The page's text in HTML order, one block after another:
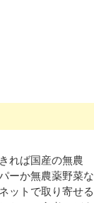
れば国産の無農
ーか無農薬野菜な
ットで取り寄せる